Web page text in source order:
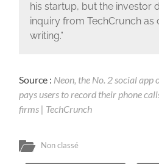
his startup, but the investor
inquiry from TechCrunch as
writing.”
Source : Neon, the No. 2 social app
pays users to record their phone
firms | TechCrunch
Non classé